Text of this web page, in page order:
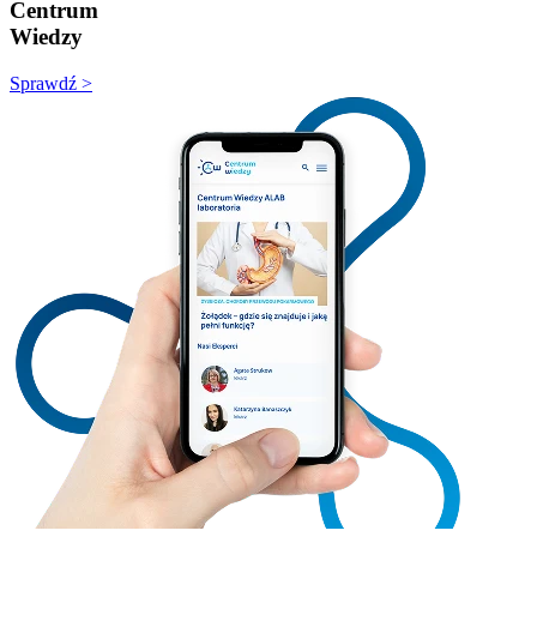
Centrum
Wiedzy
Sprawdź >